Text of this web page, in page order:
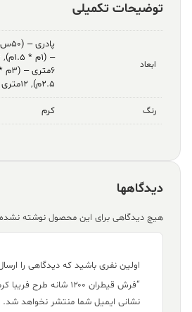
توضیحات تکمیلی
ابعاد
پادری – (۵۰س.م * ۸۰س.م)
– (۱م * ۱.۵م)
,
۶متری – (۳م * ۲م)
۲.۵م)
, ۱۲متری – (۳م * ۴م)
رنگ کرم
دیدگاهها
هیچ دیدگاهی برای این محصول نوشته
اولین نفری باشید که دیدگاهی را
“فرش قیطران ۱۲۰۰ شانه طرح فریبا کرم”
نشانی ایمیل شما منتشر نخواهد شد.